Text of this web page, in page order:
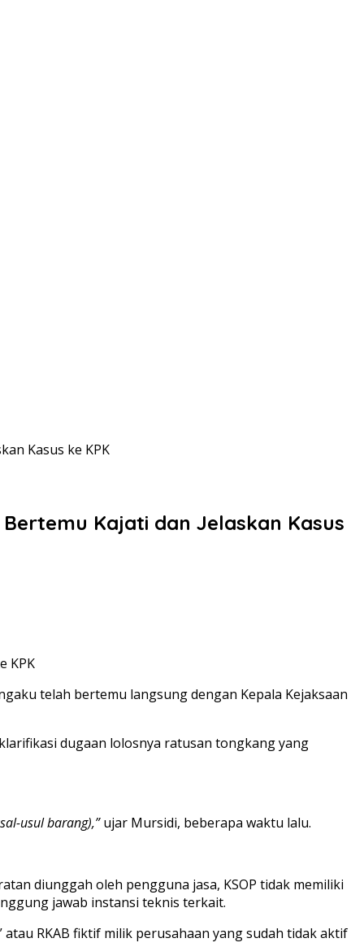
Kasus ke KPK
Kajati dan Jelaskan Kasus
telah bertemu langsung dengan Kepala Kejaksaan
dugaan lolosnya ratusan tongkang yang
usul barang),”ujar Mursidi, beberapa waktu lalu.
diunggah oleh pengguna jasa, KSOP tidak memiliki
jawab instansi teknis terkait.
RKAB fiktif milik perusahaan yang sudah tidak aktif